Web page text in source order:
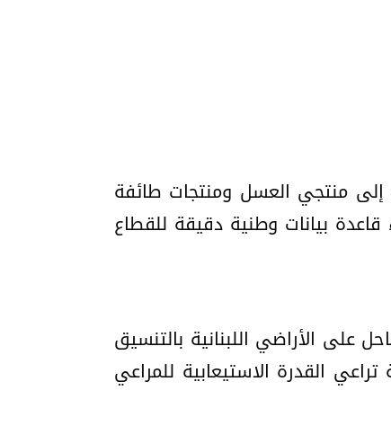
إلى منتجي العسل ومنتجات طائفة
بيانات وطنية دقيقة للقطاع
على الأراضي اللبنانية بالتنسيق
القدرة الاستيعابية للمراعي